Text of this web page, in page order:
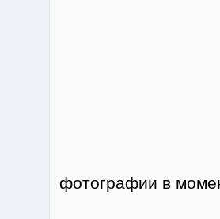
фотографии в